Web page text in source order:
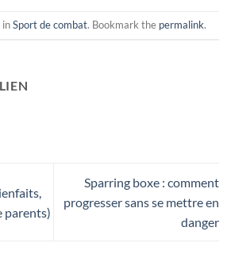
inSport de combat. Bookmark the permalink.
parents)
Sparring boxe : comment
progresser sans se mettre en
danger